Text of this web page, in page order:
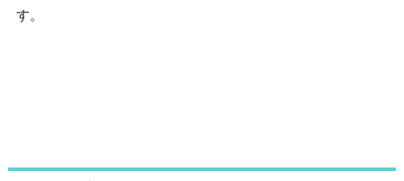
す。